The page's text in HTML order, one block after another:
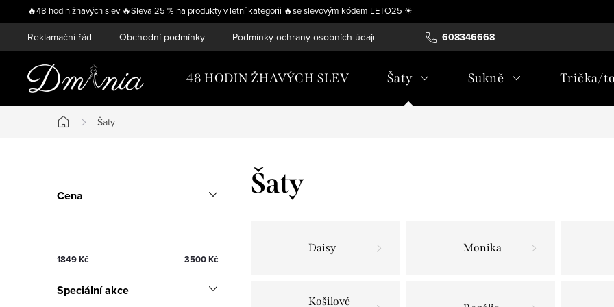
na
🔥48 hodin žhavých slev 🔥Sleva 25 % na produkty v letní kategorii 🔥se slevovým kódem LETO25 ☀
608346668
Reklamační řád Obchodní podmínky Podmínky ochrany osobních údajů Vrácení, výměna nebo úprava zboží na míru
48 HODIN ŽHAVÝCH SLEV Šaty Sukně Trička/
Domů
Šaty
o
t
r
Cena
1849Kč 3500Kč
Speciální akce
Šaty
Daisy Monika
Košilové